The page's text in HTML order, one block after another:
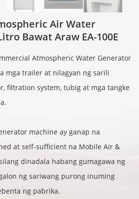
Air Water
Bawat Araw EA-100E
Atmospheric Water Generator
mga trailer at nilagyan ng sarili
filtration system, tubig at mga tangke
machine ay ganap na
at self-sufficient na Mobile Air &
dinadala habang gumagawa ng
ng sariwang purong inuming
ng pabrika.